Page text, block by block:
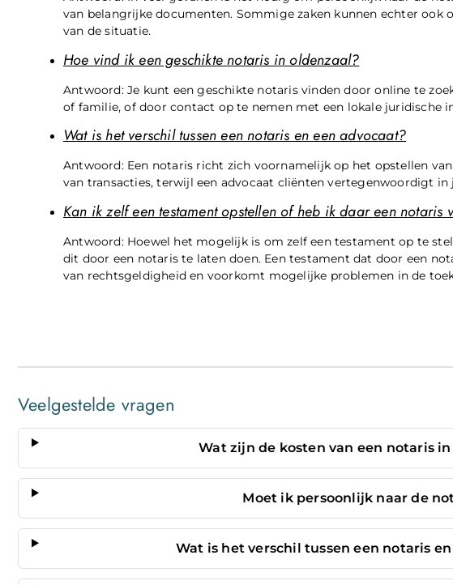
van belangrijke documenten. Sommige zaken kunnen echter ook
van de situatie.
Hoe vind ik een geschikte notaris in oldenzaal?
Antwoord: Je kunt een geschikte notaris vinden door online te
of familie, of door contact op te nemen met een lokale juridische
Wat is het verschil tussen een notaris en een advocaat?
Antwoord: Een notaris richt zich voornamelijk op het opstellen
van transacties, terwijl een advocaat cliënten vertegenwoordigt in
Kan ik zelf een testament opstellen of heb ik daar een notaris
Antwoord: Hoewel het mogelijk is om zelf een testament op te
dit door een notaris te laten doen. Een testament dat door een
van rechtsgeldigheid en voorkomt mogelijke problemen in de
Veelgestelde vragen
Wat zijn de kosten van een notaris
Moet ik persoonlijk naar de
Wat is het verschil tussen een notaris